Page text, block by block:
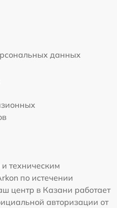
данных
техническим
по истечении
центр в Казани работает
авторизации от